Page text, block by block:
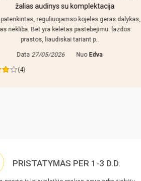
žalias audinys su komplektacija
patenkintas, reguliuojamso kojeles geras dalykas,
nekliba. Bet yra keletas pastebejimu: lazdos
prastos, liaudiskai tariant p..
Data 27/05/2026 Nuo Edva
(4)
PRISTATYMAS PER 1-3 D.D.